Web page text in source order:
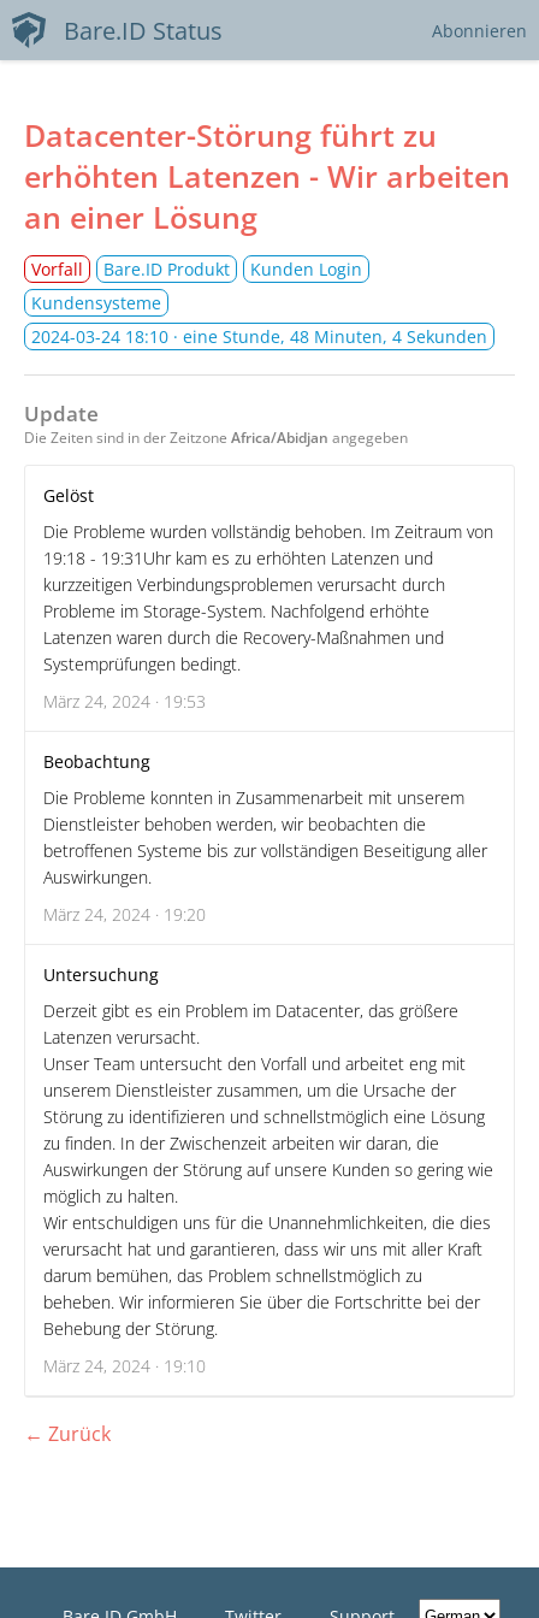
Bare.ID Status Abonnieren
Datacenter-Störung führt zu
erhöhten Latenzen - Wir arbeiten
an einer Lösung
Vorfall Bare.ID Produkt
Kunden Login
Kundensysteme
2024-03-24 18:10 · eine Stunde, 48 Minuten, 4 Sekunden
Update
Die Zeiten sind in der Zeitzone Africa/Abidjan angegeben
Gelöst
Die Probleme wurden vollständig behoben. Im Zeitraum von
19:18 - 19:31Uhr kam es zu erhöhten Latenzen und
kurzzeitigen Verbindungsproblemen verursacht durch
Probleme im Storage-System. Nachfolgend erhöhte
Latenzen waren durch die Recovery-Maßnahmen und
Systemprüfungen bedingt.
März 24, 2024 · 19:53
Beobachtung
Die Probleme konnten in Zusammenarbeit mit unserem
Dienstleister behoben werden, wir beobachten die
betroffenen Systeme bis zur vollständigen Beseitigung aller
Auswirkungen.
März 24, 2024 · 19:20
Untersuchung
Derzeit gibt es ein Problem im Datacenter, das größere
Latenzen verursacht.
Unser Team untersucht den Vorfall und arbeitet eng mit
unserem Dienstleister zusammen, um die Ursache der
Störung zu identifizieren und schnellstmöglich eine Lösung
zu finden. In der Zwischenzeit arbeiten wir daran, die
Auswirkungen der Störung auf unsere Kunden so gering wie
möglich zu halten.
Wir entschuldigen uns für die Unannehmlichkeiten, die dies
verursacht hat und garantieren, dass wir uns mit aller Kraft
darum bemühen, das Problem schnellstmöglich zu
beheben. Wir informieren Sie über die Fortschritte bei der
Behebung der Störung.
März 24, 2024 · 19:10
← Zurück